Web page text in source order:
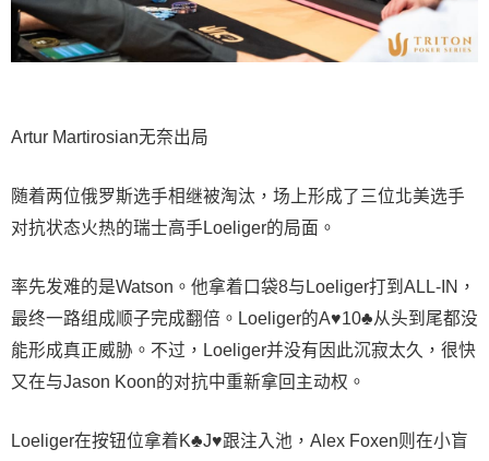
Artur Martirosian无奈出局
随着两位俄罗斯选手相继被淘汰，场上形成了三位北美选手
对抗状态火热的瑞士高手Loeliger的局面。
率先发难的是Watson。他拿着口袋8与Loeliger打到ALL-IN，
最终一路组成顺子完成翻倍。Loeliger的A♥10♣从头到尾都没
能形成真正威胁。不过，Loeliger并没有因此沉寂太久，很快
又在与Jason Koon的对抗中重新拿回主动权。
Loeliger在按钮位拿着K♣J♥跟注入池，Alex Foxen则在小盲